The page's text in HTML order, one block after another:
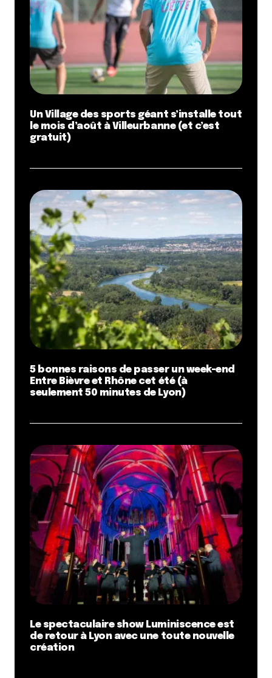
Un Village des sports géant s’installe tout
le mois d’août à Villeurbanne (et c’est
gratuit)
5 bonnes raisons de passer un week-end
Entre Bièvre et Rhône cet été (à
seulement 50 minutes de Lyon)
Le spectaculaire show Luminiscence est
de retour à Lyon avec une toute nouvelle
création